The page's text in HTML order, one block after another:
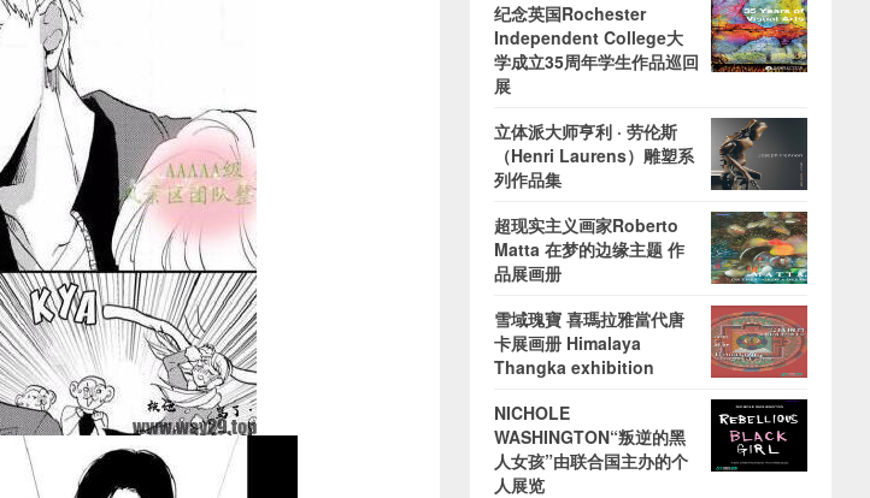
纪念英国Rochester
Independent College大
学成立35周年学生作品巡回
展
立体派大师亨利 · 劳伦斯
（Henri Laurens）雕塑系
列作品集
超现实主义画家Roberto
Matta 在梦的边缘主题 作
品展画册
雪域瑰寶 喜瑪拉雅當代唐
卡展画册 Himalaya
Thangka exhibition
NICHOLE
WASHINGTON“叛逆的黑
人女孩”由联合国主办的个
人展览